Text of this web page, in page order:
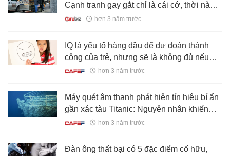
Cạnh tranh gay gắt chỉ là cái cớ, thời nào
cũng vậy, nếu đủ giỏi, ắt sẽ phất lên
hơn 3 năm trước
IQ là yếu tố hàng đầu để dự đoán thành
công của trẻ, nhưng sẽ là không đủ nếu
quên kết hợp với 5 đặc điểm này!
hơn 3 năm trước
Máy quét âm thanh phát hiện tín hiệu bí ẩn
gần xác tàu Titanic: Nguyên nhân khiến
giới khoa học trầm trồ, mê hoặc
hơn 3 năm trước
Đàn ông thất bại có 5 đặc điểm cố hữu,